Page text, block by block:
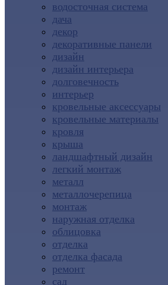
водосточная система
дача
декор
декоративные панели
дизайн
дизайн интерьера
долговечность
интерьер
кровельные аксессуары
кровельные материалы
кровля
крыша
ландшафтный дизайн
легкий монтаж
металл
металлочерепица
монтаж
наружная отделка
облицовка
отделка
отделка фасада
ремонт
сад